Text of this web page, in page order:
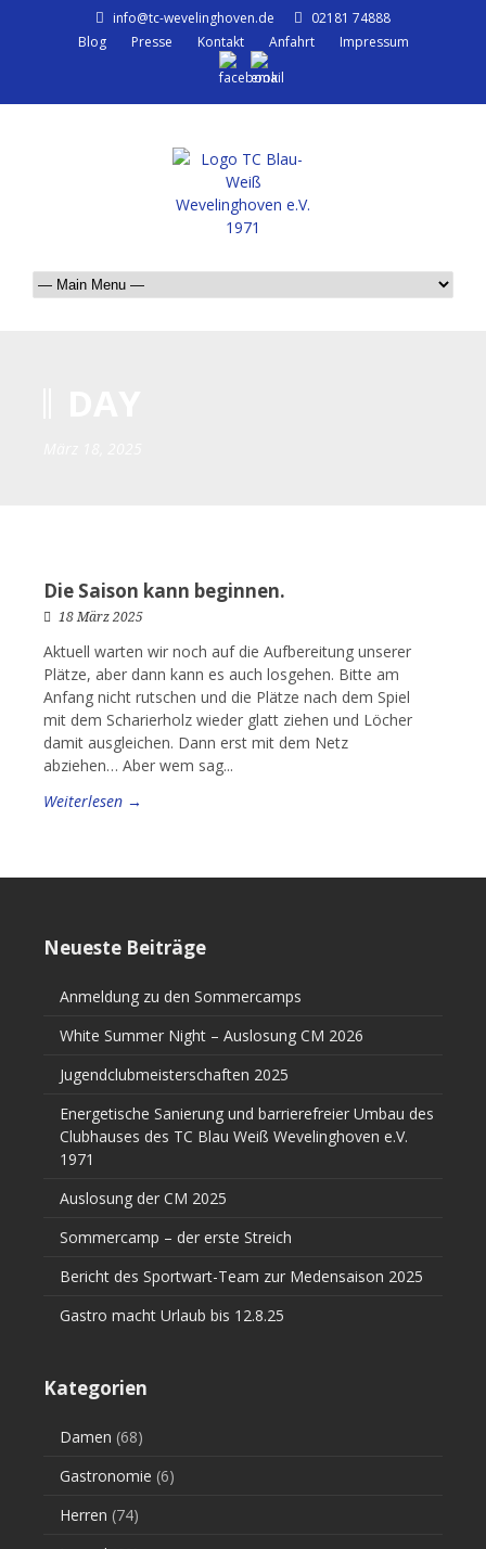
info@tc-wevelinghoven.de
02181 74888
Blog
Presse Kontakt Anfahrt Impressum
Die Saison kann beginnen.
18 März 2025
Aktuell warten wir noch auf die Aufbereitung unserer
Plätze, aber dann kann es auch losgehen. Bitte am
Anfang nicht rutschen und die Plätze nach dem Spiel
mit dem Scharierholz wieder glatt ziehen und Löcher
damit ausgleichen. Dann erst mit dem Netz
abziehen… Aber wem sag...
Weiterlesen →
Neueste Beiträge
Anmeldung zu den Sommercamps
White Summer Night – Auslosung CM 2026
Jugendclubmeisterschaften 2025
Energetische Sanierung und barrierefreier Umbau des
Clubhauses des TC Blau Weiß Wevelinghoven e.V.
1971
Auslosung der CM 2025
Sommercamp – der erste Streich
Bericht des Sportwart-Team zur Medensaison 2025
Gastro macht Urlaub bis 12.8.25
Kategorien
Damen (68)
Gastronomie (6)
Herren (74)